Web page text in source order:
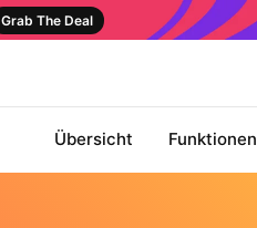
Grab The Deal
Übersicht Funktionen